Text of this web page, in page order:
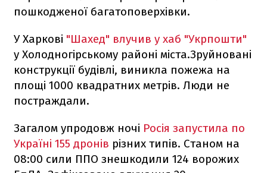
пошкодженої багатоповерхівки.
У Харкові "Шахед" влучив у хаб "Укрпошти"
у Холодногірському районі міста.Зруйновані
конструкції будівлі, виникла пожежа на
площі 1000 квадратних метрів. Люди не
постраждали.
Загалом упродовж ночі Росія запустила по
Україні 155 дронів різних типів. Станом на
08:00 сили ППО знешкодили 124 ворожих